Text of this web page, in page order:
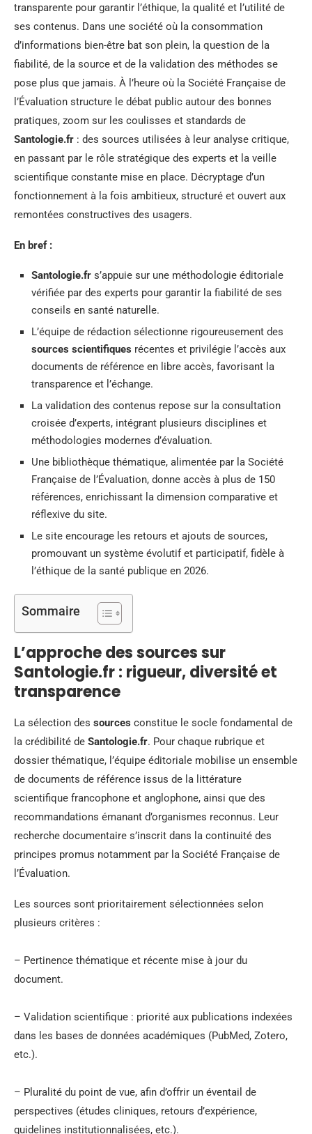
transparente pour garantir l’éthique, la qualité et l’utilité de
ses contenus. Dans une société où la consommation
d’informations bien-être bat son plein, la question de la
fiabilité, de la source et de la validation des méthodes se
pose plus que jamais. À l’heure où la Société Française de
l’Évaluation structure le débat public autour des bonnes
pratiques, zoom sur les coulisses et standards de
Santologie.fr : des sources utilisées à leur analyse critique,
en passant par le rôle stratégique des experts et la veille
scientifique constante mise en place. Décryptage d’un
fonctionnement à la fois ambitieux, structuré et ouvert aux
remontées constructives des usagers.
En bref :
Santologie.fr s’appuie sur une méthodologie éditoriale
vérifiée par des experts pour garantir la fiabilité de ses
conseils en santé naturelle.
L’équipe de rédaction sélectionne rigoureusement des
sources scientifiques récentes et privilégie l’accès aux
documents de référence en libre accès, favorisant la
transparence et l’échange.
La validation des contenus repose sur la consultation
croisée d’experts, intégrant plusieurs disciplines et
méthodologies modernes d’évaluation.
Une bibliothèque thématique, alimentée par la Société
Française de l’Évaluation, donne accès à plus de 150
références, enrichissant la dimension comparative et
réflexive du site.
Le site encourage les retours et ajouts de sources,
promouvant un système évolutif et participatif, fidèle à
l’éthique de la santé publique en 2026.
Sommaire
L’approche des sources sur
Santologie.fr : rigueur, diversité et
transparence
La sélection des sources constitue le socle fondamental de
la crédibilité de Santologie.fr. Pour chaque rubrique et
dossier thématique, l’équipe éditoriale mobilise un ensemble
de documents de référence issus de la littérature
scientifique francophone et anglophone, ainsi que des
recommandations émanant d’organismes reconnus. Leur
recherche documentaire s’inscrit dans la continuité des
principes promus notamment par la Société Française de
l’Évaluation.
Les sources sont prioritairement sélectionnées selon
plusieurs critères :
– Pertinence thématique et récente mise à jour du
document.
– Validation scientifique : priorité aux publications indexées
dans les bases de données académiques (PubMed, Zotero,
etc.).
– Pluralité du point de vue, afin d’offrir un éventail de
perspectives (études cliniques, retours d’expérience,
guidelines institutionnalisées, etc.).